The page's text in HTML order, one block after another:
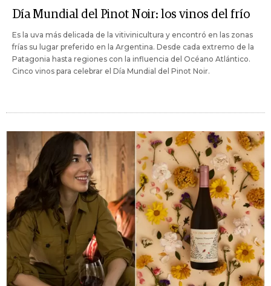
Día Mundial del Pinot Noir: los vinos del frío
Es la uva más delicada de la vitivinicultura y encontró en las zonas
frías su lugar preferido en la Argentina. Desde cada extremo de la
Patagonia hasta regiones con la influencia del Océano Atlántico.
Cinco vinos para celebrar el Día Mundial del Pinot Noir.